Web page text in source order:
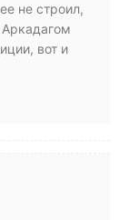
не строил,
вот и